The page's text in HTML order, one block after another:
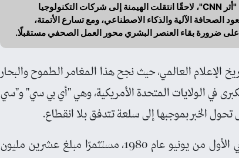
وصناعة التأثير السياسي المباشر، خاصة خلال حرب الخليج وظهور مفهوم "أثر CNN"، لاحقًا انتقلت الهيمنة إلى شركات التكنولوجيا
الصحافة الآلية والذكاء الاصطناعي، ومع تسارع الأتمتة،
على ضرورة بقاء العنصر البشري محور العمل الصحفي مستقبلًا.
الإعلام العالمي، حيث نجح هذا المغامر الطموح والبحار
في الولايات المتحدة الأمريكية، وهي "أي بي سي" و"سي
الخبر بموجبها إلى سلعة تتدفق بلا انقطاع.
لقد حطم تيرنر احتكار تلك القنوات عبر تأسيس شبكة "CNN" في الأول من يونيو عام 1980، مستثمرًا مبلغ عشرين مليون